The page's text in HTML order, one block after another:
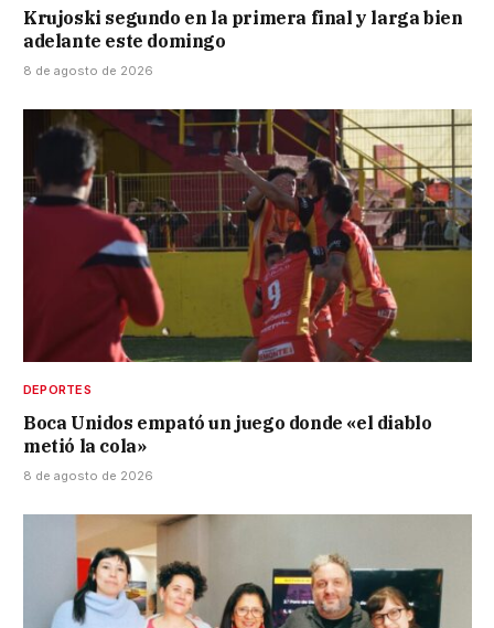
Krujoski segundo en la primera final y larga bien
adelante este domingo
8 de agosto de 2026
DEPORTES
Boca Unidos empató un juego donde «el diablo
metió la cola»
8 de agosto de 2026